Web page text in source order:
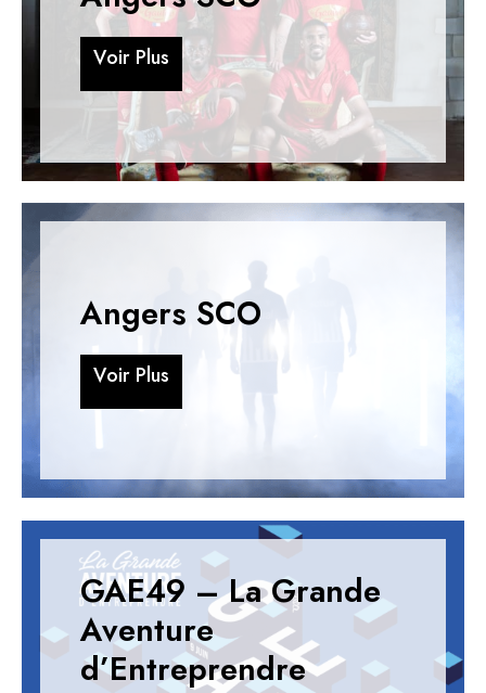
Voir Plus
Voir Plus
Angers SCO
Voir Plus
Voir Plus
GAE49 – La Grande
Aventure
d’Entreprendre